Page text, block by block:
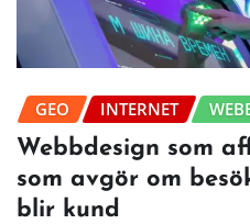
GEO INTERNET
Webbdesign som
som avgör om
blir kund